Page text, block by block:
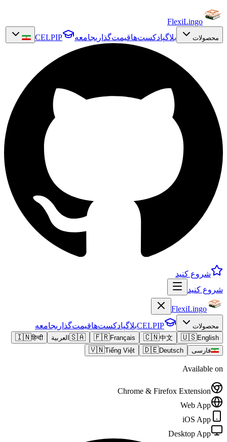
FlexiLingo
محصولات بلاگپادکست‌هاقیمت‌گذاریجامعه CELPIP
شروع کنید
شروع کنید
FlexiLingo
محصولات CELPIPبلاگپادکست‌هاقیمت‌گذاریجامعه
🇺🇸English
🇨🇳中文
🇫🇷Français
🇸🇦 العربية 🇮🇳हिन्दी
فارسی
🇩🇪Deutsch
🇻🇳Tiếng Việt
Available on
Chrome & Firefox Extension
Web App
iOS App
Desktop App